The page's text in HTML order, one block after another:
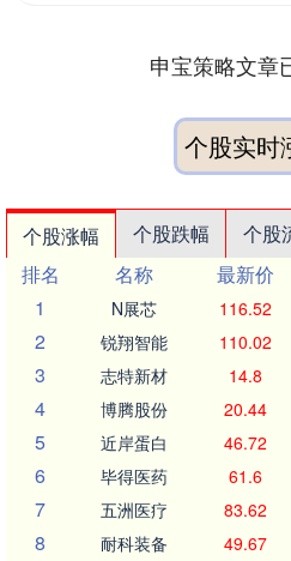
申宝策略文章
个股实时
个股涨幅 个股跌幅 个股
排名
名称 最新价
1
N展芯 116.52
2 锐翔智能 110.02
3 志特新材 14.8
4 博腾股份 20.44
5 近岸蛋白 46.72
6 毕得医药 61.6
7 五洲医疗 83.62
8 耐科装备 49.67